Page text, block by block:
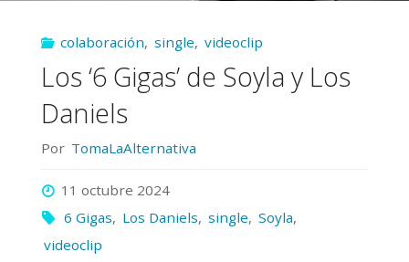
voy
a
colaboración, single, videoclip
Los ‘6 Gigas’ de Soyla y Los
Daniels
Por TomaLaAlternativa
11 octubre 2024
6 Gigas, Los Daniels, single, Soyla,
videoclip